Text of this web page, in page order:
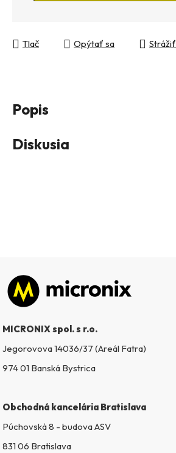
Tlač Opýtať sa Strážiť
Popis
Diskusia
Zápätie
MICRONIX spol. s r.o.
Jegorovova 14036/37 (Areál Fatra)
974 01 Banská Bystrica
Obchodná kancelária Bratislava
Púchovská 8 - budova ASV
831 06 Bratislava